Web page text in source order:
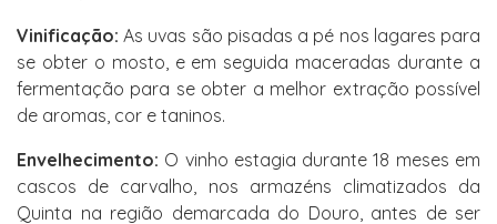
Vinificação: As uvas são pisadas a pé nos lagares para
se obter o mosto, e em seguida maceradas durante a
fermentação para se obter a melhor extração possível
de aromas, cor e taninos.
Envelhecimento: O vinho estagia durante 18 meses em
cascos de carvalho, nos armazéns climatizados da
Quinta na região demarcada do Douro, antes de ser